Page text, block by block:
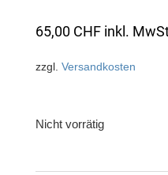
65,00 CHF inkl.
zzgl. Versandkosten
Nicht vorrätig